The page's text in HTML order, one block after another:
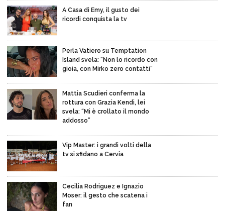
A Casa di Emy, il gusto dei
ricordi conquista la tv
Perla Vatiero su Temptation
Island svela: “Non lo ricordo con
gioia, con Mirko zero contatti”
Mattia Scudieri conferma la
rottura con Grazia Kendi, lei
svela: “Mi è crollato il mondo
addosso”
Vip Master: i grandi volti della
tv si sfidano a Cervia
Cecilia Rodriguez e Ignazio
Moser: il gesto che scatena i
fan